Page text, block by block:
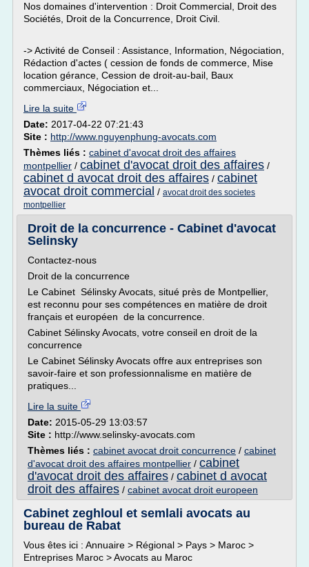
Nos domaines d'intervention : Droit Commercial, Droit des
Sociétés, Droit de la Concurrence, Droit Civil.
-> Activité de Conseil : Assistance, Information, Négociation,
Rédaction d'actes ( cession de fonds de commerce, Mise
location gérance, Cession de droit-au-bail, Baux
commerciaux, Négociation et...
Lire la suite
Date: 2017-04-22 07:21:43
Site : http://www.nguyenphung-avocats.com
Thèmes liés : cabinet d'avocat droit des affaires
montpellier / cabinet d'avocat droit des affaires /
cabinet d avocat droit des affaires / cabinet
avocat droit commercial / avocat droit des societes
montpellier
Droit de la concurrence - Cabinet d'avocat
Selinsky
Contactez-nous
Droit de la concurrence
Le Cabinet Sélinsky Avocats, situé près de Montpellier,
est reconnu pour ses compétences en matière de droit
français et européen de la concurrence.
Cabinet Sélinsky Avocats, votre conseil en droit de la
concurrence
Le Cabinet Sélinsky Avocats offre aux entreprises son
savoir-faire et son professionnalisme en matière de
pratiques...
Lire la suite
Date: 2015-05-29 13:03:57
Site : http://www.selinsky-avocats.com
Thèmes liés : cabinet avocat droit concurrence / cabinet
d'avocat droit des affaires montpellier / cabinet
d'avocat droit des affaires / cabinet d avocat
droit des affaires / cabinet avocat droit europeen
Cabinet zeghloul et semlali avocats au
bureau de Rabat
Vous êtes ici : Annuaire > Régional > Pays > Maroc >
Entreprises Maroc > Avocats au Maroc